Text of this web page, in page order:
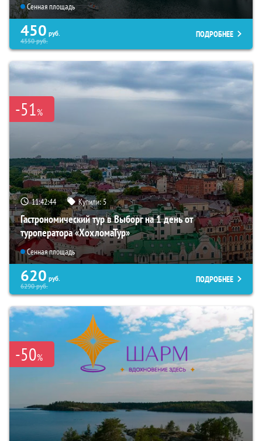
Сенная площадь
450 руб.
4550руб.
ПОДРОБНЕЕ
-51%
11:42:43 Купили:5
Гастрономический тур в Выборг на 1 день от
туроператора «ХохломаТур»
Сенная площадь
620 руб.
6290руб.
ПОДРОБНЕЕ
-50%